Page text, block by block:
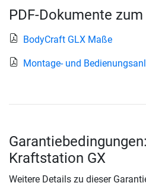
PDF-Dokumente
BodyCraft GLX Maße
Montage- und
Kraftstation GX
Weitere Details zu dieser